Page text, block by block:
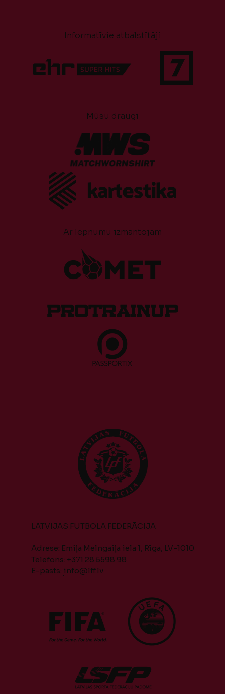
Informatīvie atbalstītāji
Mūsu draugi
Ar lepnumu izmantojam
LATVIJAS FUTBOLA FEDERĀCIJA
Adrese: Emiļa Melngaiļa iela 1, Rīga, LV-1010
Telefons: +371 28 5598 98
E-pasts: info@lff.lv